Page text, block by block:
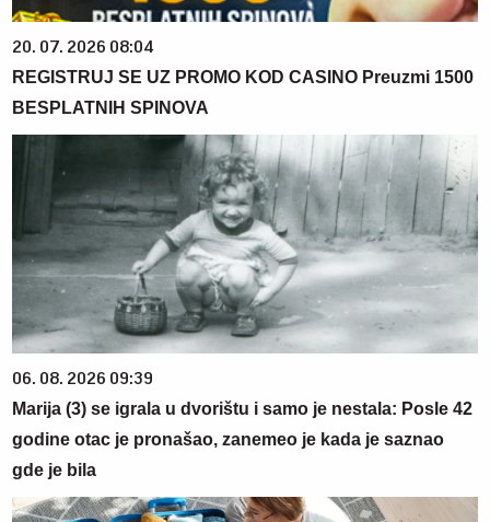
20. 07. 2026 08:04
REGISTRUJ SE UZ PROMO KOD CASINO Preuzmi 1500
BESPLATNIH SPINOVA
06. 08. 2026 09:39
Marija (3) se igrala u dvorištu i samo je nestala: Posle 42
godine otac je pronašao, zanemeo je kada je saznao
gde je bila